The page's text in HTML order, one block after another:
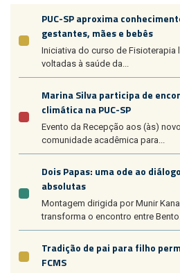
PUC-SP aproxima
gestantes, mães e bebês
Iniciativa do curso de
voltadas à saúde da...
Marina Silva participa de
climática na PUC-SP
Evento da Recepção aos (às)
comunidade acadêmica para...
Dois Papas: uma ode ao
absolutas
Montagem dirigida por Munir
transforma o encontro entre Bento...
Tradição de pai para filho
FCMS